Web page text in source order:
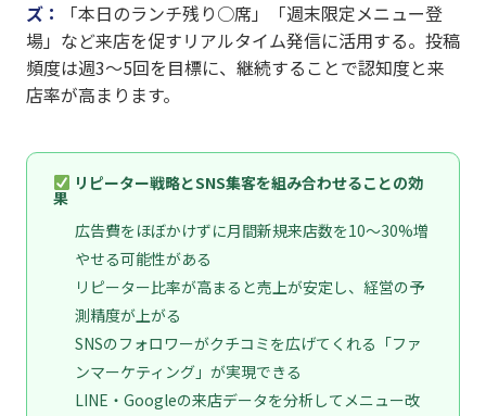
ズ：
「本日のランチ残り○席」「週末限定メニュー登
場」など来店を促すリアルタイム発信に活用する。投稿
頻度は週3〜5回を目標に、継続することで認知度と来
店率が高まります。
リピーター戦略とSNS集客を組み合わせることの効
果
広告費をほぼかけずに月間新規来店数を10〜30%増
やせる可能性がある
リピーター比率が高まると売上が安定し、経営の予
測精度が上がる
SNSのフォロワーがクチコミを広げてくれる「ファ
ンマーケティング」が実現できる
LINE・Googleの来店データを分析してメニュー改